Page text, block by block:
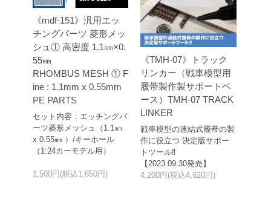
《mdf-151》汎用エッ
チングパーツ 菱形メッ
シュ① 高密度 1.1㎜×0.
55㎜
RHOMBUS MESH ① F
ine : 1.1mm x 0.55mm
PE PARTS
セット内容：エッチングパ
ーツ菱形メッシュ（1.1㎜
x 0.55㎜ ）/キーホール
（1:24カーモデル用）
1,500円(税込1,650円)
《TMH-07》トラック
リンカー（戦車模型用
履帯製作製サポートベ
ース）TMH-07 TRACK
LINKER
戦車模型の連結式履帯の製
作に役立つ 決定版サポー
トツール‼
【2023.09.30発売】
4,200円(税込4,620円)